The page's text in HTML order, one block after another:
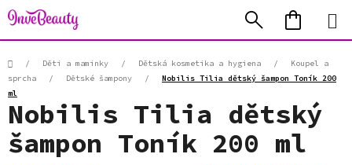
Přejít
na
obsah
Hledat
KOŠÍK
Domů/ Děti a maminky / Dětská kosmetika a hygiena /
Koupel a
sprcha
/ Dětské šampony /
Nobilis Tilia dětský šampon Toník 200
ml
Nobilis Tilia dětský
šampon Toník 200 ml